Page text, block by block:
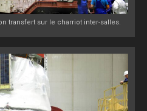
transfert sur le charriot inter-salles.